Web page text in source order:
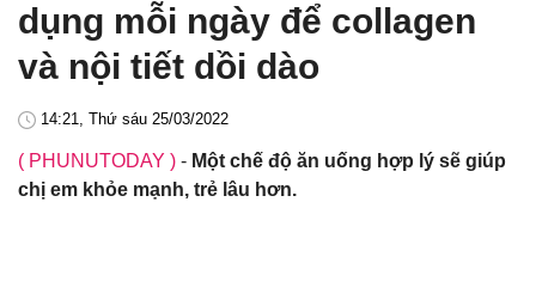
dụng mỗi ngày để collagen
và nội tiết dồi dào
14:21, Thứ sáu 25/03/2022
( PHUNUTODAY ) - Một chế độ ăn uống hợp lý sẽ giúp
chị em khỏe mạnh, trẻ lâu hơn.